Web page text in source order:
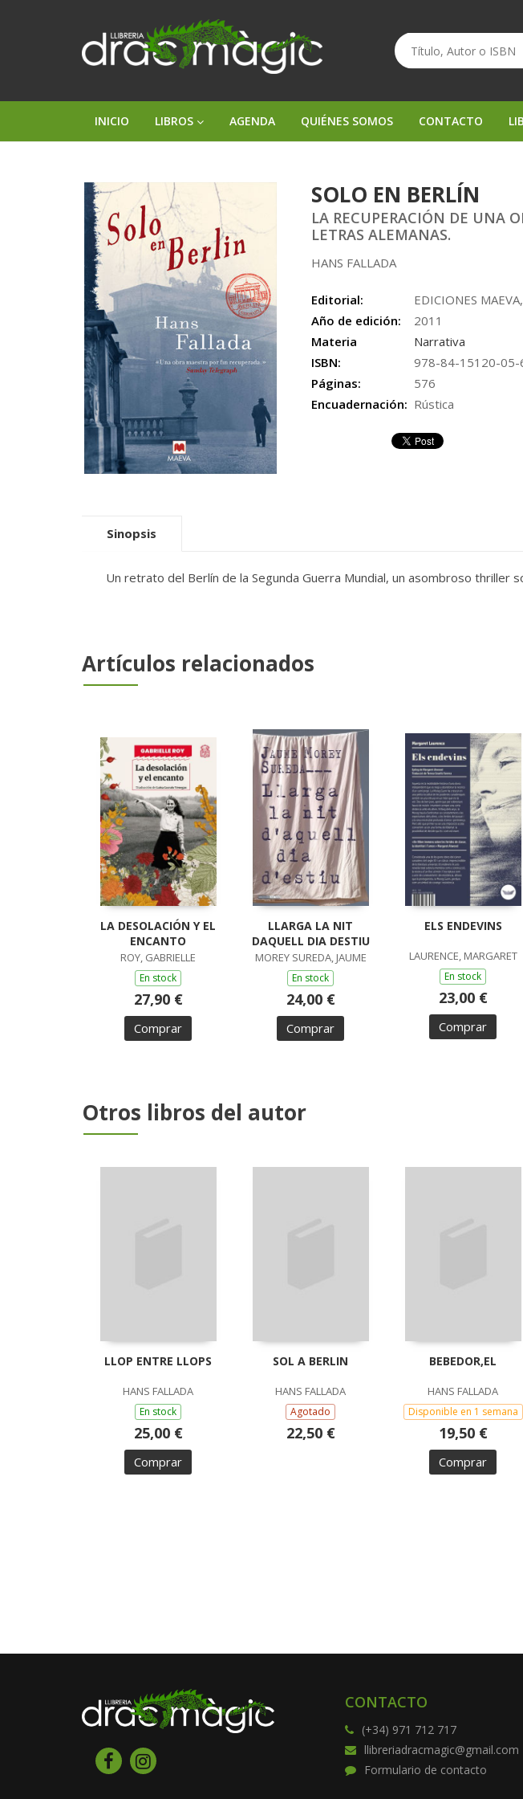
INICIO LIBROS AGENDA QUIÉNES SOMOS CONTACTO
SOLO EN BERLÍN
LA RECUPERACIÓN DE UNA
LETRAS ALEMANAS.
HANS FALLADA
Editorial:
EDICIONES MAEVA,
Año de edición:
2011
Materia
Narrativa
ISBN:
978-84-15120-05-
Páginas:
576
Encuadernación: Rústica
Sinopsis
Un retrato del Berlín de la Segunda Guerra Mundial, un asombroso thriller
Artículos relacionados
LA DESOLACIÓN Y EL
ENCANTO
ROY, GABRIELLE
En stock
27,90 €
Comprar
LLARGA LA NIT
DAQUELL DIA DESTIU
MOREY SUREDA, JAUME
En stock
24,00 €
Comprar
ELS ENDEVINS
LAURENCE, MARGARET
En stock
23,00 €
Comprar
Otros libros del autor
LLOP ENTRE LLOPS
HANS FALLADA
En stock
25,00 €
Comprar
SOL A BERLIN
HANS FALLADA
Agotado
22,50 €
BEBEDOR,EL
HANS FALLADA
Disponible en 1 semana
19,50 €
Comprar
CONTACTO
(+34) 971 712 717
llibreriadracmagic@gmail.com
Formulario de contacto